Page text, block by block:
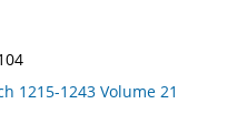
1215-1243 Volume 21